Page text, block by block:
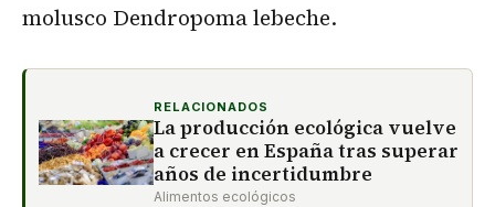
molusco Dendropoma lebeche.
RELACIONADOS
La producción ecológica vuelve
a crecer en España tras superar
años de incertidumbre
Alimentos ecológicos